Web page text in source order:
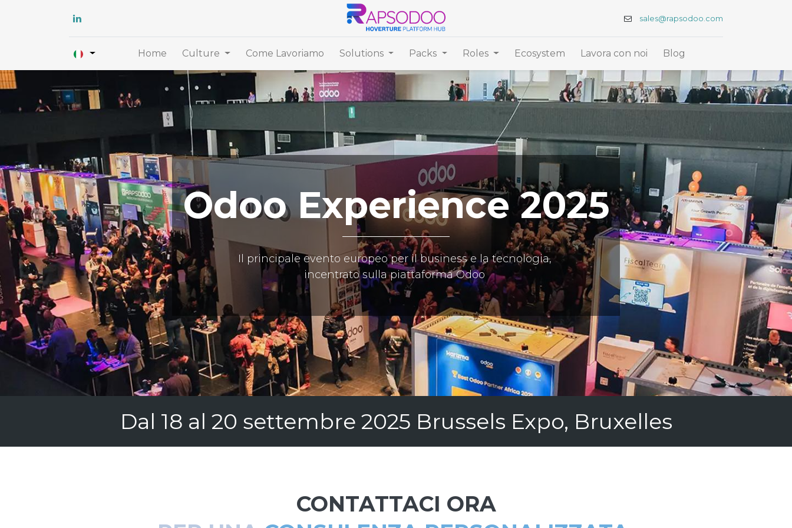
sales@rapsodoo.com
Home Culture Come Lavoriamo Solutions Packs Roles Ecosystem Lavora con noi Blog
Odoo Experience 2025
Il principale evento europeo per il business e la tecnologia,
incentrato sulla piattaforma Odoo
Dal 18 al 20 settembre 2025 Brussels Expo, Bruxelles
CONTATTACI ORA